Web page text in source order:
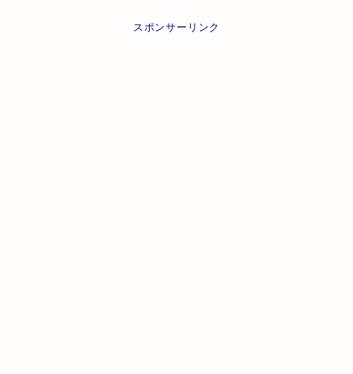
スポンサーリンク